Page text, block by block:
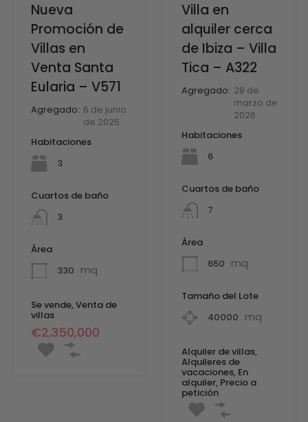
Nueva
Promoción de
Villas en
Venta Santa
Eularia – V571
Agregado: 6 de junio
de 2025
Habitaciones
3
Cuartos de baño
3
Área
330 mq
Se vende, Venta de
villas
€2,350,000
Villa en
alquiler cerca
de Ibiza – Villa
Tica – A322
Agregado: 28 de
marzo de
2026
Habitaciones
6
Cuartos de baño
7
Área
650 mq
Tamaño del Lote
40000 mq
Alquiler de villas,
Alquileres de
vacaciones, En
alquiler, Precio a
petición